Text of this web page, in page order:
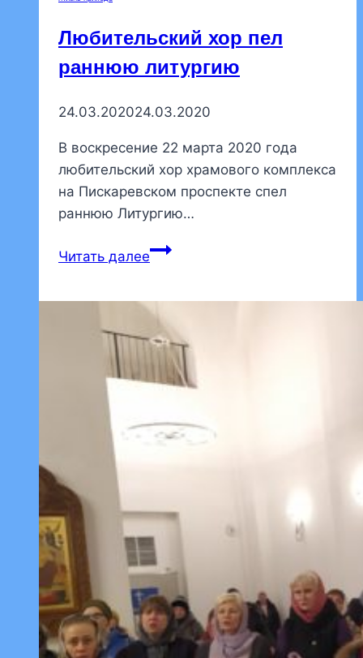
Любительский хор пел
раннюю литургию
24.03.202024.03.2020
В воскресение 22 марта 2020 года
любительский хор храмового комплекса
на Пискаревском проспекте спел
раннюю Литургию…
Читать далееЛюбительский
раннюю
литургию